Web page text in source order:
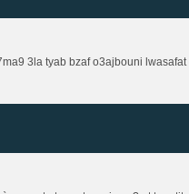
3la tyab bzaf o3ajbouni